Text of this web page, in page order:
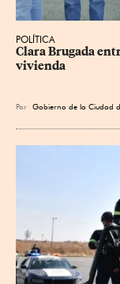
POLÍTICA
Clara Brugada
vivienda
Por Gobierno de la Ciudad